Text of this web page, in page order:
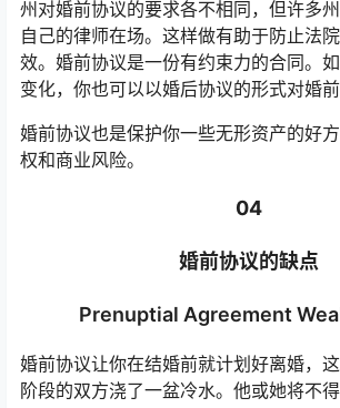
州对婚前协议的要求各不相同，但许多
自己的律师在场。这样做有助于防止法
效。婚前协议是一份有约束力的合同。
变化，你也可以以婚后协议的形式对婚前
婚前协议也是保护你一些无形资产的好
权和商业风险。
04
婚前协议的缺点
Prenuptial Agreement
婚前协议让你在结婚前就计划好离婚，
阶段的双方浇了一盆冷水。他或她将不